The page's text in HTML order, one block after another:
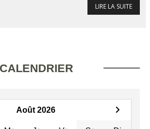
LIRE LA SUITE
CALENDRIER
Août 2026